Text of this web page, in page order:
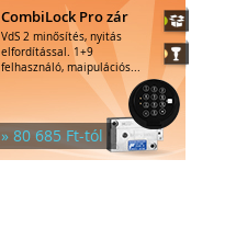
CombiLock Pro zár
VdS 2 minősítés, nyitás
elfordítással. 1+9
felhasználó, maipulációs...
» 80 685 Ft-tól